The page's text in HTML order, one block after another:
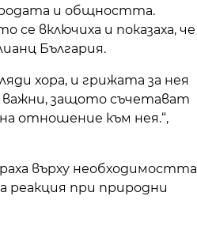
и общността.
се включиха и показаха, че
България.
хора, и грижата за нея
важни, защото съчетават
отношение към нея.“,
върху необходимостта
реакция при природни